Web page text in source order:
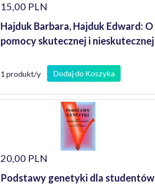
15,00 PLN
Hajduk Barbara, Hajduk Edward: O
pomocy skutecznej i nieskutecznej
1 produkt/y Dodaj do Koszyka
20,00 PLN
Podstawy genetyki dla studentów